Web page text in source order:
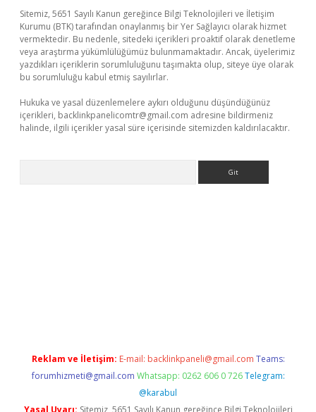
Sitemiz, 5651 Sayılı Kanun gereğince Bilgi Teknolojileri ve İletişim
Kurumu (BTK) tarafından onaylanmış bir Yer Sağlayıcı olarak hizmet
vermektedir. Bu nedenle, sitedeki içerikleri proaktif olarak denetleme
veya araştırma yükümlülüğümüz bulunmamaktadır. Ancak, üyelerimiz
yazdıkları içeriklerin sorumluluğunu taşımakta olup, siteye üye olarak
bu sorumluluğu kabul etmiş sayılırlar.
Hukuka ve yasal düzenlemelere aykırı olduğunu düşündüğünüz
içerikleri, backlinkpanelicomtr@gmail.com adresine bildirmeniz
halinde, ilgili içerikler yasal süre içerisinde sitemizden kaldırılacaktır.
Reklam ve İletişim: E-mail: backlinkpaneli@gmail.com Teams:
forumhizmeti@gmail.com Whatsapp: 0262 606 0 726 Telegram:
@karabul
Yasal Uyarı: Sitemiz, 5651 Sayılı Kanun gereğince Bilgi Teknolojileri